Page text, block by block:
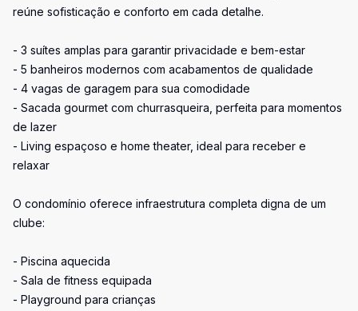
reúne sofisticação e conforto em cada detalhe.
- 3 suítes amplas para garantir privacidade e bem-estar
- 5 banheiros modernos com acabamentos de qualidade
- 4 vagas de garagem para sua comodidade
- Sacada gourmet com churrasqueira, perfeita para momentos
de lazer
- Living espaçoso e home theater, ideal para receber e
relaxar
O condomínio oferece infraestrutura completa digna de um
clube:
- Piscina aquecida
- Sala de fitness equipada
- Playground para crianças